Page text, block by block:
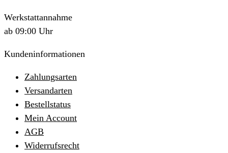
Werkstattannahme
ab 09:00 Uhr
Kundeninformationen
Zahlungsarten
Versandarten
Bestellstatus
Mein Account
AGB
Widerrufsrecht